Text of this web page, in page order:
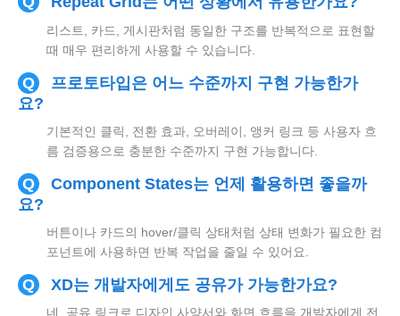
리스트, 카드, 게시판처럼 동일한 구조를 반복적으로 표현할
때 매우 편리하게 사용할 수 있습니다.
Q
프로토타입은 어느 수준까지 구현 가능한가
요?
기본적인 클릭, 전환 효과, 오버레이, 앵커 링크 등 사용자 흐
름 검증용으로 충분한 수준까지 구현 가능합니다.
Q
Component States는 언제 활용하면 좋을까
요?
버튼이나 카드의 hover/클릭 상태처럼 상태 변화가 필요한 컴
포넌트에 사용하면 반복 작업을 줄일 수 있어요.
Q XD는 개발자에게도 공유가 가능한가요?
네, 공유 링크로 디자인 사양서와 화면 흐름을 개발자에게 전